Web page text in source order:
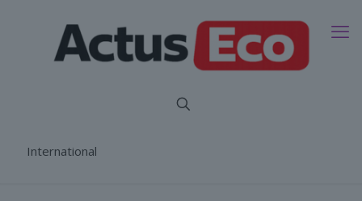
International